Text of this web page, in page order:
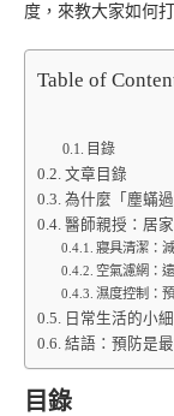
度，來教大家如何
Table of
目錄
文章目錄
為什麼「塵蟎
醫師親授：居
寢具清潔：
空氣濾網：
濕度控制：
日常生活的小
結語：預防是
目錄